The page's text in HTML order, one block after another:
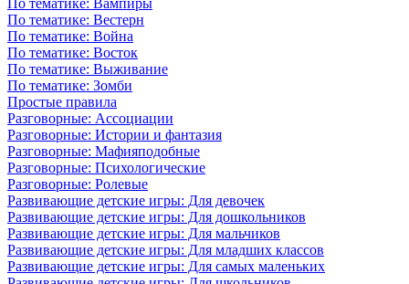
По тематике: Вампиры
По тематике: Вестерн
По тематике: Война
По тематике: Восток
По тематике: Выживание
По тематике: Зомби
Простые правила
Разговорные: Ассоциации
Разговорные: Истории и фантазия
Разговорные: Мафияподобные
Разговорные: Психологические
Разговорные: Ролевые
Развивающие детские игры: Для девочек
Развивающие детские игры: Для дошкольников
Развивающие детские игры: Для мальчиков
Развивающие детские игры: Для младших классов
Развивающие детские игры: Для самых маленьких